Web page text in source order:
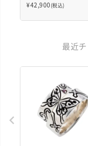
¥42,900 (税込)
最近